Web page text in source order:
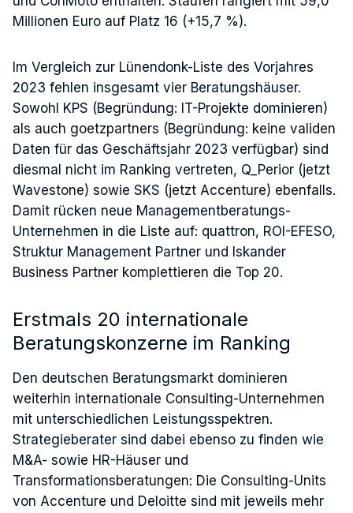
Millionen Euro auf Platz 16 (+15,7 %).
Im Vergleich zur Lünendonk-Liste des Vorjahres
2023 fehlen insgesamt vier Beratungshäuser.
Sowohl KPS (Begründung: IT-Projekte dominieren)
als auch goetzpartners (Begründung: keine validen
Daten für das Geschäftsjahr 2023 verfügbar) sind
diesmal nicht im Ranking vertreten, Q_Perior (jetzt
Wavestone) sowie SKS (jetzt Accenture) ebenfalls.
Damit rücken neue Managementberatungs-
Unternehmen in die Liste auf: quattron, ROI-EFESO,
Struktur Management Partner und Iskander
Business Partner komplettieren die Top 20.
Erstmals 20 internationale
Beratungskonzerne im Ranking
Den deutschen Beratungsmarkt dominieren
weiterhin internationale Consulting-Unternehmen
mit unterschiedlichen Leistungsspektren.
Strategieberater sind dabei ebenso zu finden wie
M&A- sowie HR-Häuser und
Transformationsberatungen: Die Consulting-Units
von Accenture und Deloitte sind mit jeweils mehr